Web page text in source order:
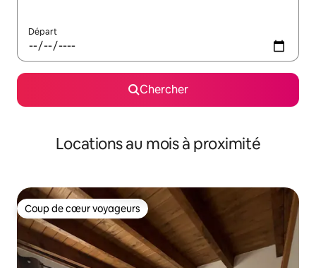
Départ
Chercher
Locations au mois à proximité
Coup de cœur voyageurs
Coup de cœur voyageurs